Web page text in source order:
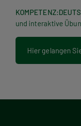
KOMPETENZ:
und interaktive
Hier gelangen